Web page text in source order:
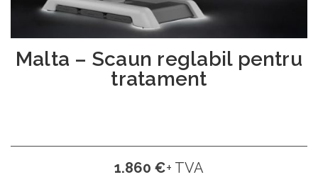
Malta – Scaun reglabil pentru
tratament
1.860 €+ TVA